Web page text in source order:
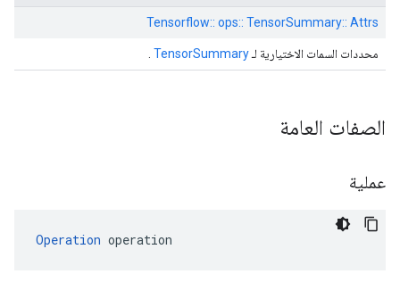
Tensorflow:: ops:: TensorSummary:: Attrs
محددات السمات الاختيارية لـTensorSummary
الصفات العامة
عملية
Operation operation